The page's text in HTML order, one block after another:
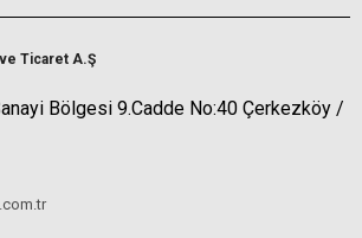
Ticaret A.Ş
Bölgesi 9.Cadde No:40 Çerkezköy /